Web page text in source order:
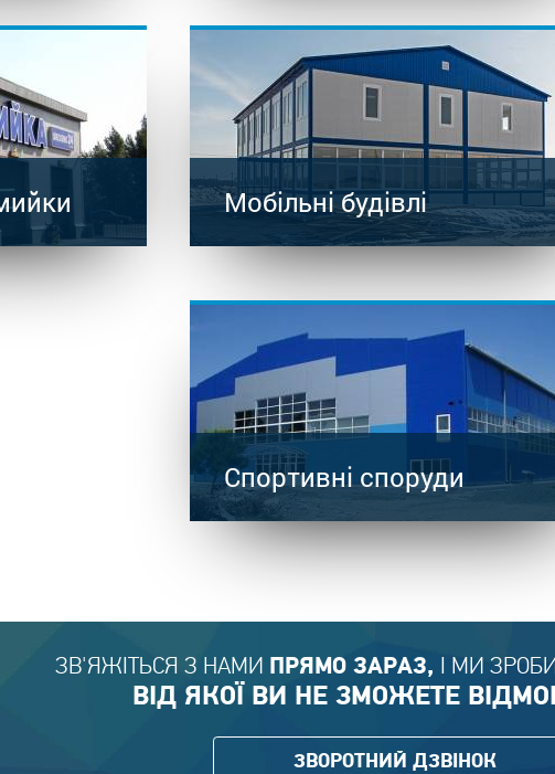
Мобільні будівлі
Спортивні споруди
ЗВ'ЯЖІТЬСЯ З НАМИ ПРЯМО ЗАРАЗ, І МИ
ВІД ЯКОЇ ВИ НЕ ЗМОЖЕТЕ
ЗВОРОТНИЙ ДЗВІНОК